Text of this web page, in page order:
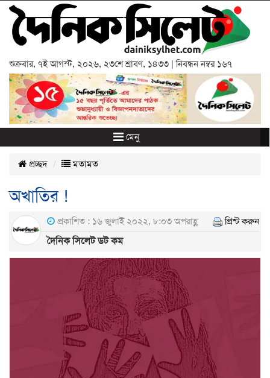
শুক্রবার, ৭ই আগস্ট, ২০২৬, ২৩শে শ্রাবণ, ১৪৩৩ | নিবন্ধন নম্বর ১৬৭
মেনু
প্রচ্ছদ মতামত
অখাতির !
প্রকাশিত : ১৬ জুলাই ২০২২, ৮:০৩ অপরাহ্ণ প্রিন্ট করুন
দৈনিক সিলেট ডট কম